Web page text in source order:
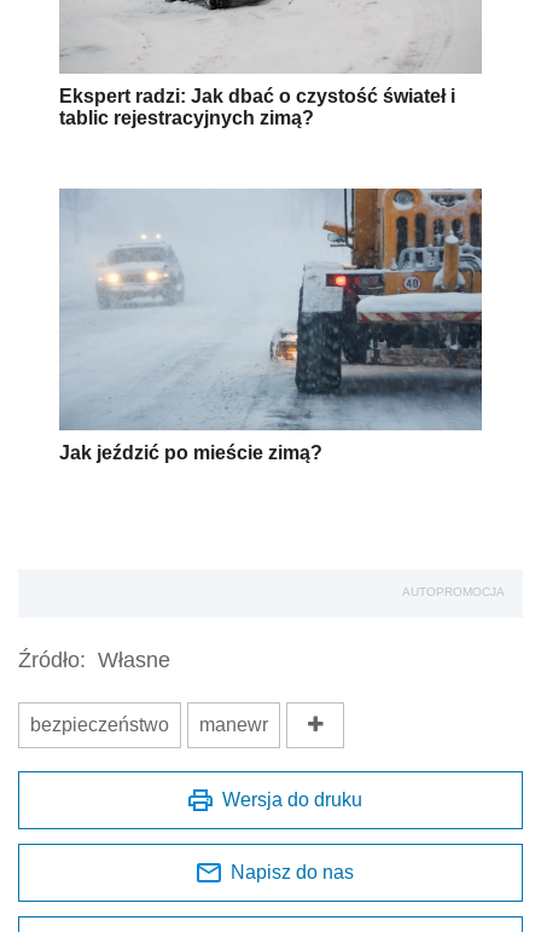
Ekspert radzi: Jak dbać o czystość świateł i
tablic rejestracyjnych zimą?
Jak jeździć po mieście zimą?
AUTOPROMOCJA
Źródło: Własne
bezpieczeństwo manewr
Wersja do druku
Napisz do nas